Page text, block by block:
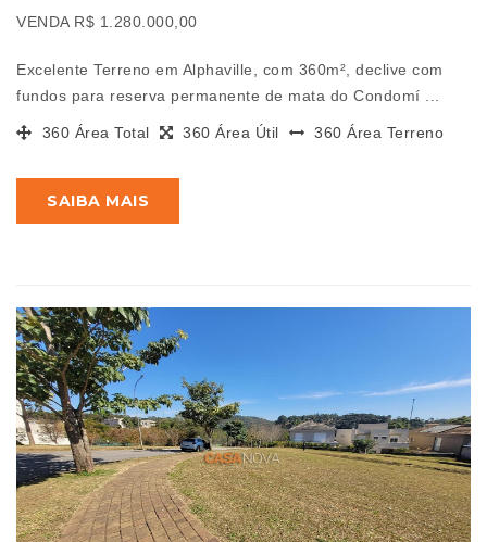
VENDA R$ 1.280.000,00
Excelente Terreno em Alphaville, com 360m², declive com
fundos para reserva permanente de mata do Condomí ...
360 Área Total 360 Área Útil 360 Área Terreno
SAIBA MAIS